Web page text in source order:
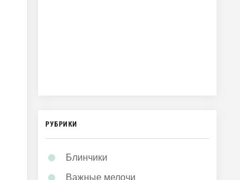
РУБРИКИ
Блинчики
Важные мелочи